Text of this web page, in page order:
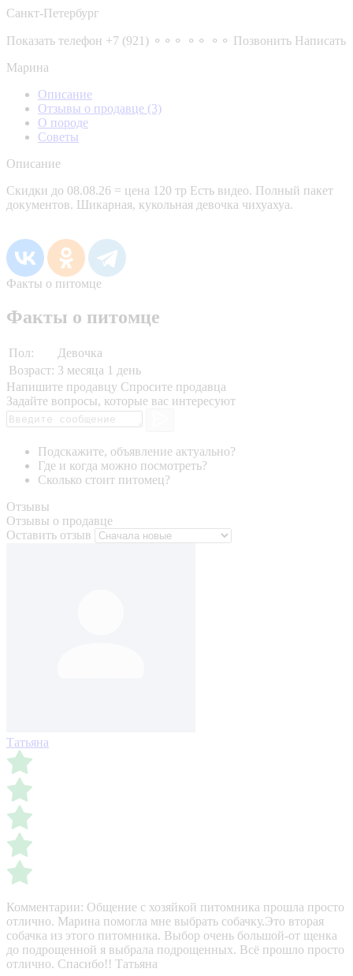
Санкт-Петербург
Показать телефон +7 (921) ⚬⚬⚬ ⚬⚬ ⚬⚬ Позвонить Написать
Марина
Описание
Отзывы о продавце (3)
О породе
Советы
Описание
Скидки до 08.08.26 = цена 120 тр Есть видео. Полный пакет
документов. Шикарная, кукольная девочка чихуахуа.
Факты о питомце
Факты о питомце
Пол:
Девочка
Возраст: 3 месяца 1 день
Напишите продавцу Спросите продавца
Задайте вопросы, которые вас интересуют
Подскажите, объявление актуально?
Где и когда можно посмотреть?
Сколько стоит питомец?
Отзывы
Отзывы о продавце
Оставить отзыв
Татьяна
Комментарии: Общение с хозяйкой питомника прошла просто
отлично. Марина помогла мне выбрать собачку.Это вторая
собачка из этого питомника. Выбор очень большой-от щенка
до подрощенной я выбрала подрощенных. Всё прошло просто
отлично. Спасибо!! Татьяна